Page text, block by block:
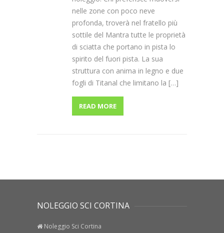
nelle zone con poco neve
profonda, troverà nel fratello più
sottile del Mantra tutte le proprietà
di sciatta che portano in pista lo
spirito del fuori pista. La sua
struttura con anima in legno e due
fogli di Titanal che limitano la […]
READ MORE
NOLEGGIO SCI CORTINA
Noleggio Sci Cortina